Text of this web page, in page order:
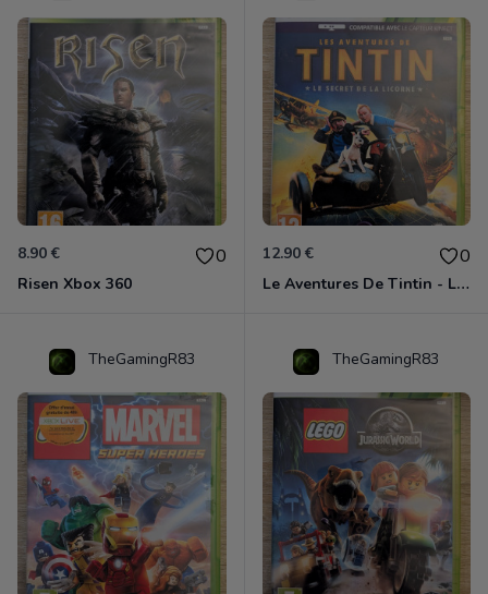
8.90 € 0
Risen Xbox 360
12.90 € 0
Le Aventures De Tintin - Le Secret De La Licorne Xbox 360
TheGamingR83 TheGamingR83